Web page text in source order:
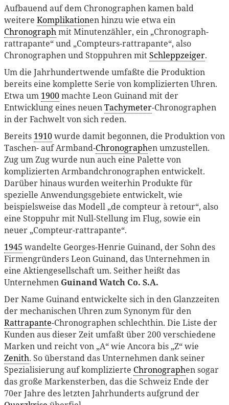
Aufbauend auf dem Chronographen kamen bald
weitere Komplikationen hinzu wie etwa ein
Chronographmit Minutenzähler, ein „Chronograph-
rattrapante“ und „Compteurs-rattrapante“, also
Chronographen und Stoppuhren mitSchleppzeiger.
Um die Jahrhundertwende umfaßte die Produktion
bereits eine komplette Serie von komplizierten Uhren.
Etwa um 1900machte Leon Guinand mit der
Entwicklung eines neuenTachymeter-Chronographen
in der Fachwelt von sich reden.
Bereits 1910wurde damit begonnen, die Produktion von
Taschen- auf Armband-Chronographen umzustellen.
Zug um Zug wurde nun auch eine Palette von
komplizierten Armbandchronographen entwickelt.
Darüber hinaus wurden weiterhin Produkte für
spezielle Anwendungsgebiete entwickelt, wie
beispielsweise das Modell „de compteur à retour“, also
eine Stoppuhr mit Null-Stellung im Flug, sowie ein
neuer „Compteur-rattrapante“.
1945 wandelte Georges-Henrie Guinand, der Sohn des
Firmengründers Leon Guinand, das Unternehmen in
eine Aktiengesellschaft um. Seither heißt das
Unternehmen Guinand Watch Co. S.A.
Der Name Guinand entwickelte sich in den Glanzzeiten
der mechanischen Uhren zum Synonym für den
Rattrapante-Chronographen schlechthin. Die Liste der
Kunden aus dieser Zeit umfaßt über 200 verschiedene
Marken und reicht von „A“ wie Ancora bis „Z“ wie
Zenith. So überstand das Unternehmen dank seiner
Spezialisierung auf komplizierte Chronographen sogar
das große Markensterben, das die Schweiz Ende der
70er Jahre des letzten Jahrhunderts aufgrund der